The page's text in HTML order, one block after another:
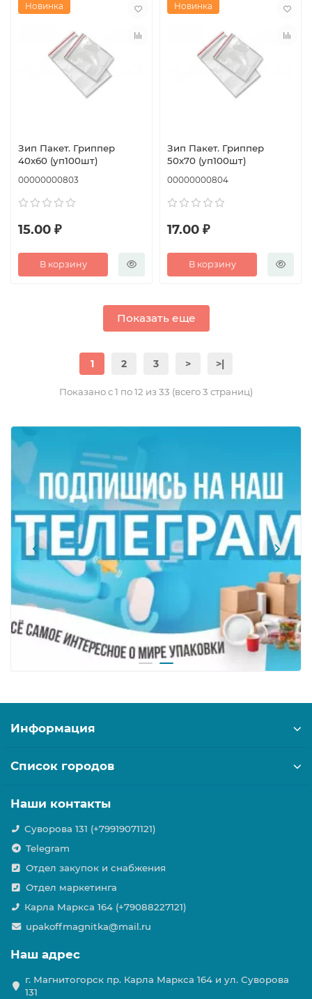
Новинка
Зип Пакет. Гриппер
40х60 (уп100шт)
00000000803
15.00 ₽
В корзину
Новинка
Зип Пакет. Гриппер
50х70 (уп100шт)
00000000804
17.00 ₽
В корзину
Показать еще
1 2 3 > >|
Показано с 1 по 12 из 33 (всего 3 страниц)
Информация
Список городов
Наши контакты
Суворова 131 (+79919071121)
Telegram
Отдел закупок и снабжения
Отдел маркетинга
Карла Маркса 164 (+79088227121)
upakoffmagnitka@mail.ru
Наш адрес
г. Магнитогорск пр. Карла Маркса 164 и ул. Суворова
131